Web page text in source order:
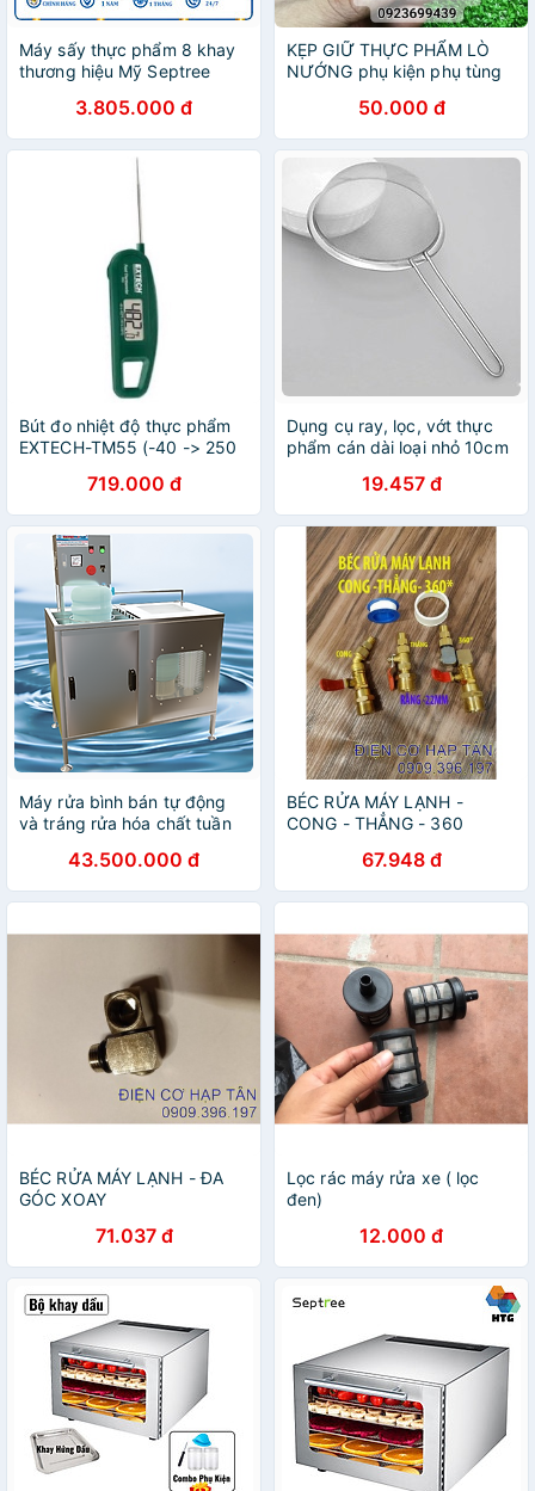
Máy sấy thực phẩm 8 khay
thương hiệu Mỹ Septree
500W - Hàng chính hãng
3.805.000 đ
KẸP GIỮ THỰC PHẨM LÒ
NƯỚNG phụ kiện phụ tùng
50.000 đ
Bút đo nhiệt độ thực phẩm
EXTECH-TM55 (-40 -> 250
719.000 đ
Dụng cụ ray, lọc, vớt thực
phẩm cán dài loại nhỏ 10cm
19.457 đ
Máy rửa bình bán tự động
và tráng rửa hóa chất tuần
43.500.000 đ
BÉC RỬA MÁY LẠNH -
CONG - THẲNG - 360
67.948 đ
BÉC RỬA MÁY LẠNH - ĐA
GÓC XOAY
71.037 đ
Lọc rác máy rửa xe ( lọc
đen)
12.000 đ